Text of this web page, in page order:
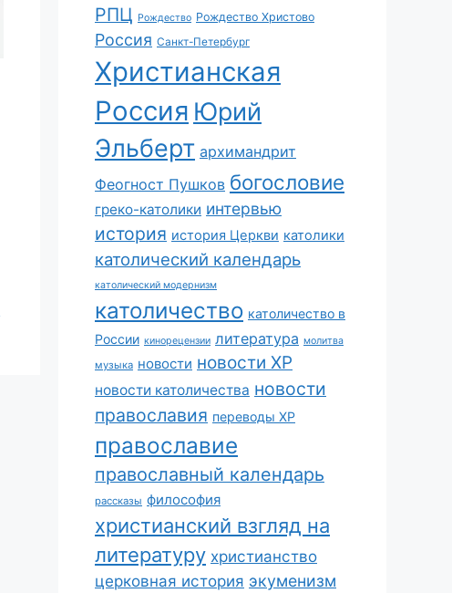
РПЦ Рождество Рождество Христово
Россия Санкт-Петербург
Христианская
Россия Юрий
Эльберт архимандрит
Феогност Пушков богословие
греко-католики интервью
история история Церкви католики
католический календарь
католический модернизм
католичество католичество в
России кинорецензии литература молитва
музыка новости новости ХР
новости католичества новости
православия переводы ХР
православие
православный календарь
рассказы философия
христианский взгляд на
литературу христианство
церковная история экуменизм